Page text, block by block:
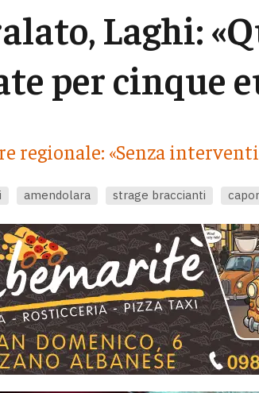
Laghi:
per cinque
regionale: «Senza
amendolara strage braccianti